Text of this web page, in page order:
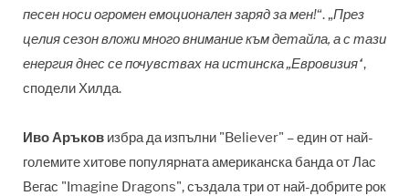
песен носи огромен емоционален заряд за мен!“. „През
целия сезон вложи много внимание към детайла, а с тази
енергия днес се почувствах на истинска „Евровизия“,
сподели Хилда.
Иво Аръков избра да изпълни "Believer" –един от най-
големите хитове популярната американска банда от Лас
Вегас "Imagine Dragons", създала три от най-добрите рок